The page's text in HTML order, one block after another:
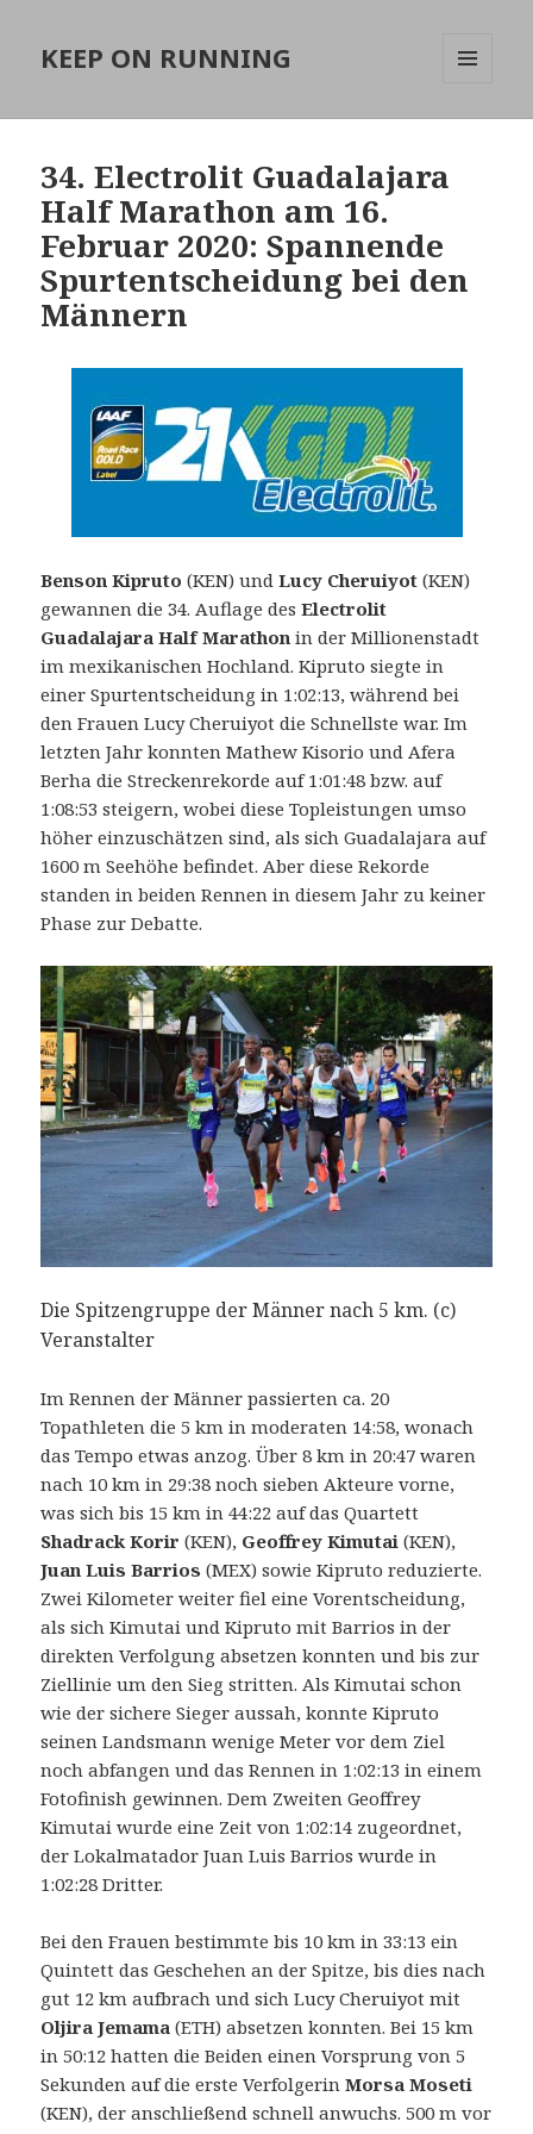
KEEP ON RUNNING
34. Electrolit Guadalajara
Half Marathon am 16.
Februar 2020: Spannende
Spurtentscheidung bei den
Männern
Benson Kipruto (KEN) undLucy Cheruiyot (KEN)
gewannen die 34. Auflage desElectrolit
Guadalajara Half Marathon in der Millionenstadt
im mexikanischen Hochland. Kipruto siegte in
einer Spurtentscheidung in 1:02:13, während bei
den Frauen Lucy Cheruiyot die Schnellste war.Im
letzten Jahr konnten Mathew Kisorio und Afera
Berha die Streckenrekorde auf 1:01:48 bzw. auf
1:08:53 steigern, wobei diese Topleistungen umso
höher einzuschätzen sind, als sich Guadalajara auf
1600 m Seehöhe befindet. Aber diese Rekorde
standen in beiden Rennen in diesem Jahr zu keiner
Phase zur Debatte.
Die Spitzengruppe der Männer nach 5 km. (c)
Veranstalter
Im Rennen der Männer passierten ca. 20
Topathleten die 5 km in moderaten 14:58, wonach
das Tempo etwas anzog. Über 8 km in 20:47 waren
nach 10 km in 29:38 noch sieben Akteure vorne,
was sich bis 15 km in 44:22 auf das Quartett
Shadrack Korir (KEN), Geoffrey Kimutai (KEN),
Juan Luis Barrios (MEX) sowie Kipruto reduzierte.
Zwei Kilometer weiter fiel eine Vorentscheidung,
als sich Kimutai und Kipruto mit Barrios in der
direkten Verfolgung absetzen konnten und bis zur
Ziellinie um den Sieg stritten. Als Kimutai schon
wie der sichere Sieger aussah, konnte Kipruto
seinen Landsmann wenige Meter vor dem Ziel
noch abfangen und das Rennen in 1:02:13 in einem
Fotofinish gewinnen. Dem Zweiten Geoffrey
Kimutai wurde eine Zeit von 1:02:14 zugeordnet,
der Lokalmatador Juan Luis Barrios wurde in
1:02:28 Dritter.
Bei den Frauen bestimmte bis 10 km in 33:13 ein
Quintett das Geschehen an der Spitze, bis dies nach
gut 12 km aufbrach und sich Lucy Cheruiyot mit
Oljira Jemama (ETH) absetzen konnten. Bei 15 km
in 50:12 hatten die Beiden einen Vorsprung von 5
Sekunden auf die erste VerfolgerinMorsa Moseti
(KEN), der anschließend schnell anwuchs. 500 m vor